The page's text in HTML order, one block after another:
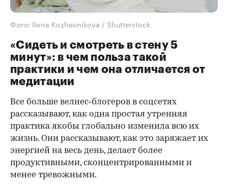
Фото: Ilona Kozhevnikova / Shutterstock
«Сидеть и смотреть в стену 5
минут»: в чем польза такой
практики и чем она отличается от
медитации
Все больше велнес‑блогеров в соцсетях
рассказывают, как одна простая утренняя
практика якобы глобально изменила всю их
жизнь. Они рассказывают, как это заряжает их
энергией на весь день, делает более
продуктивными, сконцентрированными и
менее тревожными.